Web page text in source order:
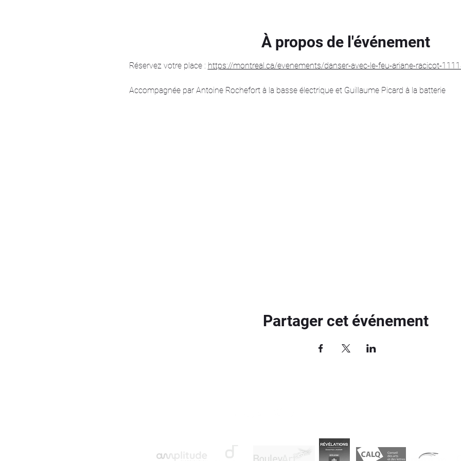
À propos de l'événement
Réservez votre place : https://montreal.ca/evenements/danser-avec-le-feu-ariane-racicot-
Accompagnée par Antoine Rochefort à la basse électrique et Guillaume Picard à la batterie
Partager cet événement